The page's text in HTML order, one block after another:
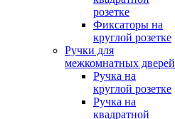
розетке
Фиксаторы на
круглой розетке
Ручки для
межкомнатных дверей
Ручка на
круглой розетке
Ручка на
квадратной